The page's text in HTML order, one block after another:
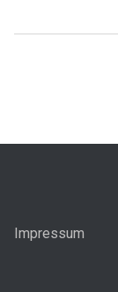
Impressum